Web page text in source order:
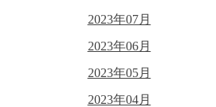
2023年07月
2023年06月
2023年05月
2023年04月